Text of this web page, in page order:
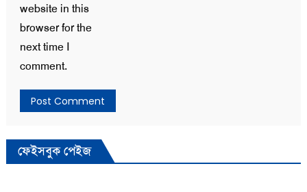
website in this
browser for the
next time I
comment.
ফেইসবুক পেইজ